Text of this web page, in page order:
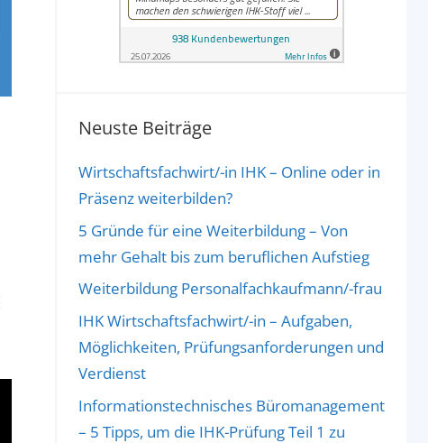
Neuste Beiträge
Wirtschaftsfachwirt/-in IHK – Online oder in
Präsenz weiterbilden?
5 Gründe für eine Weiterbildung – Von
mehr Gehalt bis zum beruflichen Aufstieg
Weiterbildung Personalfachkaufmann/-frau
IHK Wirtschaftsfachwirt/-in – Aufgaben,
Möglichkeiten, Prüfungsanforderungen und
Verdienst
Informationstechnisches Büromanagement
– 5 Tipps, um die IHK-Prüfung Teil 1 zu